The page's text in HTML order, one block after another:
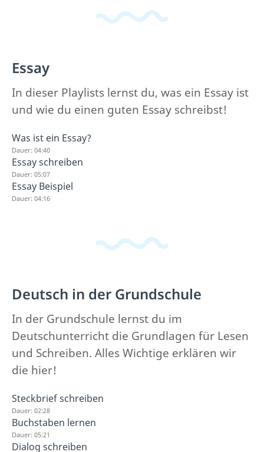
Essay
In dieser Playlists lernst du, was ein Essay ist
und wie du einen guten Essay schreibst!
Was ist ein Essay?
Dauer: 04:40
Essay schreiben
Dauer: 05:07
Essay Beispiel
Dauer: 04:16
Deutsch in der Grundschule
In der Grundschule lernst du im
Deutschunterricht die Grundlagen für Lesen
und Schreiben. Alles Wichtige erklären wir
die hier!
Steckbrief schreiben
Dauer: 02:28
Buchstaben lernen
Dauer: 05:21
Dialog schreiben